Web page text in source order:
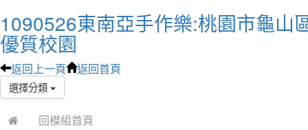
1090526東南亞手作樂:桃園市龜山
優質校園
返回上一頁 返回首頁
選擇分類
回模組首頁